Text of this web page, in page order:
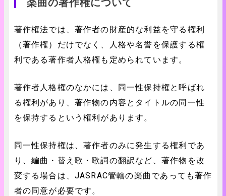
楽曲の著作権について
著作権法では、著作者の財産的な利益を守る権利
（著作権）だけでなく、人格や名誉を保護する権
利である著作者人格権も定められています。
著作者人格権のなかには、同一性保持権と呼ばれ
る権利があり、著作物の内容とタイトルの同一性
を保持するという権利があります。
同一性保持権は、著作者のみに発生する権利であ
り、編曲・替え歌・歌詞の翻訳など、著作物を改
変する場合は、JASRAC管轄の楽曲であっても著作
者の同意が必要です。